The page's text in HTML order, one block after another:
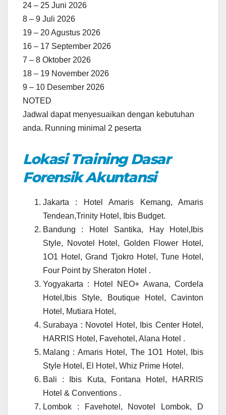
24 – 25 Juni 2026
8 – 9 Juli 2026
19 – 20 Agustus 2026
16 – 17 September 2026
7 – 8 Oktober 2026
18 – 19 November 2026
9 – 10 Desember 2026
NOTED
Jadwal dapat menyesuaikan dengan kebutuhan
anda. Running minimal 2 peserta
Lokasi Training Dasar
Forensik Akuntansi
Jakarta : Hotel Amaris Kemang, Amaris
Tendean,Trinity Hotel, Ibis Budget.
Bandung : Hotel Santika, Hay Hotel,Ibis
Style, Novotel Hotel, Golden Flower Hotel,
1O1 Hotel, Grand Tjokro Hotel, Tune Hotel,
Four Point by Sheraton Hotel .
Yogyakarta : Hotel NEO+ Awana, Cordela
Hotel,Ibis Style, Boutique Hotel, Cavinton
Hotel, Mutiara Hotel,
Surabaya : Novotel Hotel, Ibis Center Hotel,
HARRIS Hotel, Favehotel, Alana Hotel .
Malang : Amaris Hotel, The 1O1 Hotel, Ibis
Style Hotel, El Hotel, Whiz Prime Hotel.
Bali : Ibis Kuta, Fontana Hotel, HARRIS
Hotel & Conventions .
Lombok : Favehotel, Novotel Lombok, D